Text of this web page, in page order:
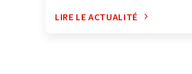
LIRE LE ACTUALITÉ